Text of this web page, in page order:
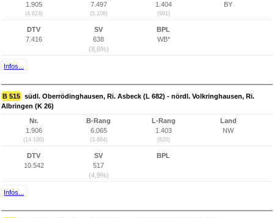
1.905
(4.624)
7.497
(5.106)
1.404
(991)
BY
DTV
7.416
SV
638
(8,6%)
BPL
WB*
Infos...
B 515 südl. Oberrödinghausen, Ri. Asbeck (L 682) - nördl. Volkringhausen, Ri.
Albringen (K 26)
Nr.
1.906
(14.180)
B-Rang
6.065
(3.684)
L-Rang
1.403
(820)
Land
NW
DTV
10.542
SV
517
(4,9%)
BPL
Infos...